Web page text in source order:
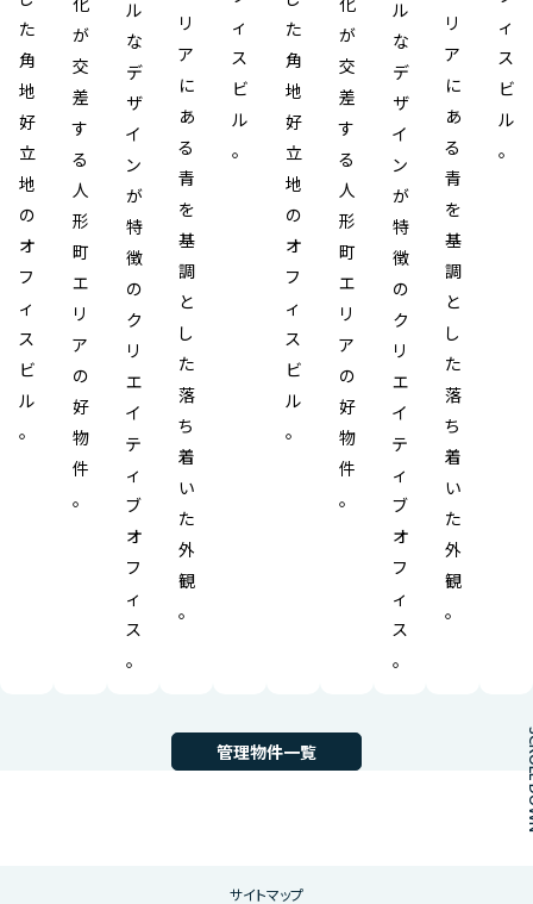
た
角
地
好
立
地
の
オ
フ
ィ
ス
ビ
ル
。
が
交
差
す
る
人
形
町
エ
リ
ア
の
好
物
件
。
ル
な
デ
ザ
イ
ン
が
特
徴
の
ク
リ
エ
イ
テ
ィ
ブ
オ
フ
ィ
ス
。
リ
ア
に
あ
る
青
を
基
調
と
し
た
落
ち
着
い
た
外
観
。
ィ
ス
ビ
ル
。
た
角
地
好
立
地
の
オ
フ
ィ
ス
ビ
ル
。
が
交
差
す
る
人
形
町
エ
リ
ア
の
好
物
件
。
ル
な
デ
ザ
イ
ン
が
特
徴
の
ク
リ
エ
イ
テ
ィ
ブ
オ
フ
ィ
ス
。
リ
ア
に
あ
る
青
を
基
調
と
し
た
落
ち
着
い
た
外
観
。
ィ
ス
ビ
ル
。
管理物件一覧
サイトマップ